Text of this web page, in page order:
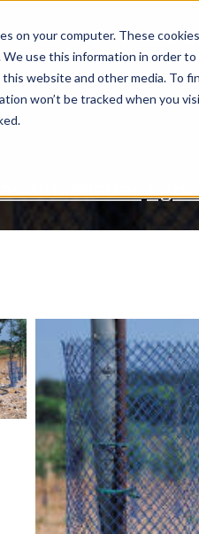
on your computer. These
use this information in order
website and other media. To
won’t be tracked when you
NUESTRAS
BUSCAR
actividades